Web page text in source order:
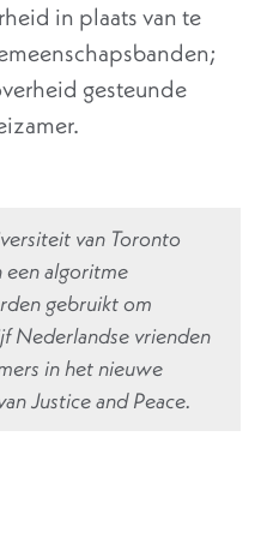
in plaats van te
gesteunde
van Toronto
een algoritme
gebruikt om
Nederlandse vrienden
in het nieuwe
Justice and Peace.